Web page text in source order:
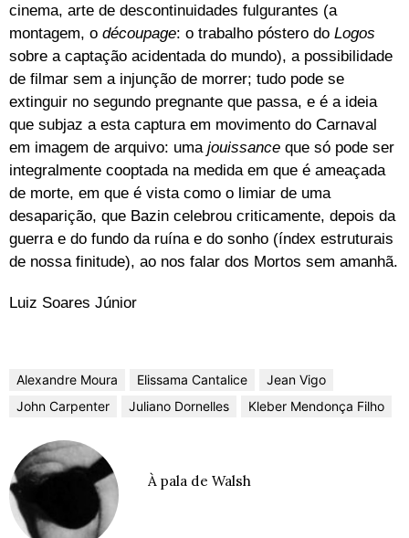
cinema, arte de descontinuidades fulgurantes (a
montagem, o découpage: o trabalho póstero do Logos
sobre a captação acidentada do mundo), a possibilidade
de filmar sem a injunção de morrer; tudo pode se
extinguir no segundo pregnante que passa, e é a ideia
que subjaz a esta captura em movimento do Carnaval
em imagem de arquivo: uma jouissance que só pode ser
integralmente cooptada na medida em que é ameaçada
de morte, em que é vista como o limiar de uma
desaparição, que Bazin celebrou criticamente, depois da
guerra e do fundo da ruína e do sonho (índex estruturais
de nossa finitude), ao nos falar dos Mortos sem amanhã.
Luiz Soares Júnior
Alexandre Moura Elissama Cantalice
Jean Vigo
John Carpenter
Juliano Dornelles Kleber Mendonça Filho
À pala de Walsh